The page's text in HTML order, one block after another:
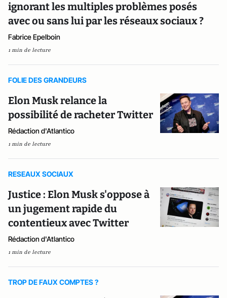
ignorant les multiples problèmes posés
avec ou sans lui par les réseaux sociaux ?
Fabrice Epelboin
1 min de lecture
FOLIE DES GRANDEURS
Elon Musk relance la
possibilité de racheter Twitter
Rédaction d'Atlantico
1 min de lecture
RESEAUX SOCIAUX
Justice : Elon Musk s'oppose à
un jugement rapide du
contentieux avec Twitter
Rédaction d'Atlantico
1 min de lecture
TROP DE FAUX COMPTES ?